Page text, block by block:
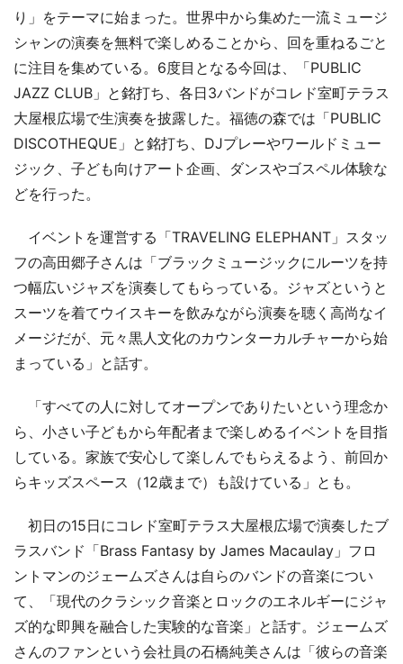
り」をテーマに始まった。世界中から集めた一流ミュージ
シャンの演奏を無料で楽しめることから、回を重ねるごと
に注目を集めている。6度目となる今回は、「PUBLIC
JAZZ CLUB」と銘打ち、各日3バンドがコレド室町テラス
大屋根広場で生演奏を披露した。福徳の森では「PUBLIC
DISCOTHEQUE」と銘打ち、DJプレーやワールドミュー
ジック、子ども向けアート企画、ダンスやゴスペル体験な
どを行った。
イベントを運営する「TRAVELING ELEPHANT」スタッ
フの高田郷子さんは「ブラックミュージックにルーツを持
つ幅広いジャズを演奏してもらっている。ジャズというと
スーツを着てウイスキーを飲みながら演奏を聴く高尚なイ
メージだが、元々黒人文化のカウンターカルチャーから始
まっている」と話す。
「すべての人に対してオープンでありたいという理念か
ら、小さい子どもから年配者まで楽しめるイベントを目指
している。家族で安心して楽しんでもらえるよう、前回か
らキッズスペース（12歳まで）も設けている」とも。
初日の15日にコレド室町テラス大屋根広場で演奏したブ
ラスバンド「Brass Fantasy by James Macaulay」フロ
ントマンのジェームズさんは自らのバンドの音楽につい
て、「現代のクラシック音楽とロックのエネルギーにジャ
ズ的な即興を融合した実験的な音楽」と話す。ジェームズ
さんのファンという会社員の石橋純美さんは「彼らの音楽